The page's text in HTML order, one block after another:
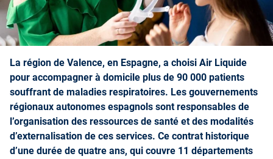
La région de Valence, en Espagne, a choisi Air Liquide
pour accompagner à domicile plus de 90 000 patients
souffrant de maladies respiratoires. Les gouvernements
régionaux autonomes espagnols sont responsables de
l’organisation des ressources de santé et des modalités
d’externalisation de ces services. Ce contrat historique
d’une durée de quatre ans, qui couvre 11 départements